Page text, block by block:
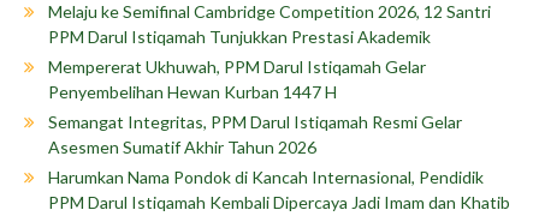
Melaju ke Semifinal Cambridge Competition 2026, 12 Santri
PPM Darul Istiqamah Tunjukkan Prestasi Akademik
Mempererat Ukhuwah, PPM Darul Istiqamah Gelar
Penyembelihan Hewan Kurban 1447 H
Semangat Integritas, PPM Darul Istiqamah Resmi Gelar
Asesmen Sumatif Akhir Tahun 2026
Harumkan Nama Pondok di Kancah Internasional, Pendidik
PPM Darul Istiqamah Kembali Dipercaya Jadi Imam dan Khatib